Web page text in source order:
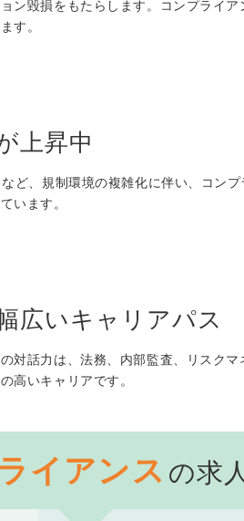
ン毀損をもたらします。コンプライ
す。
上昇中
ど、規制環境の複雑化に伴い、コン
います。
広いキャリアパス
対話力は、法務、内部監査、リスク
高いキャリアです。
イアンス の求